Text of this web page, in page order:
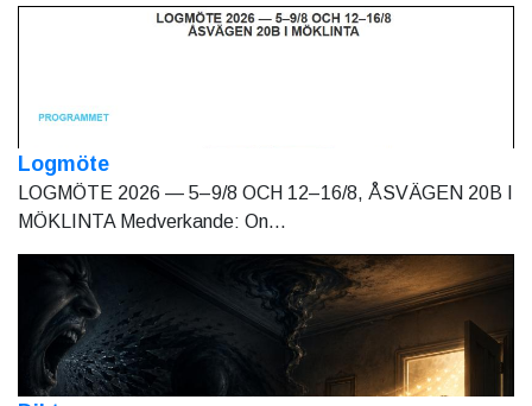
Logmöte
LOGMÖTE 2026 — 5–9/8 OCH 12–16/8, ÅSVÄGEN 20B I
MÖKLINTA Medverkande: On...